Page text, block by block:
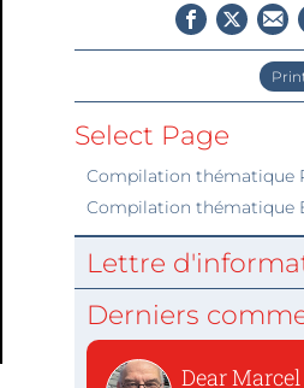
Select Page
Compilation thématique
Compilation thématique
Lettre
Derniers
Dear Marcel